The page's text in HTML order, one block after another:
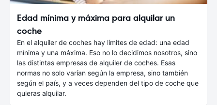
Edad mínima y máxima para alquilar un
coche
En el alquiler de coches hay límites de edad: una edad
mínima y una máxima. Eso no lo decidimos nosotros, sino
las distintas empresas de alquiler de coches. Esas
normas no solo varían según la empresa, sino también
según el país, y a veces dependen del tipo de coche que
quieras alquilar.